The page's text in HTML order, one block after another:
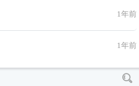
1年前
1年前